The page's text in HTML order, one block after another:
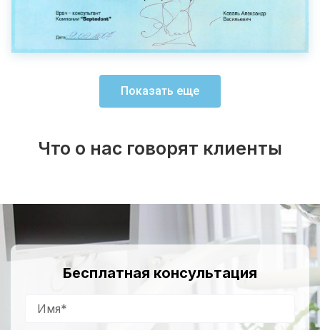
Показать еще
Что о нас говорят клиенты
Бесплатная консультация